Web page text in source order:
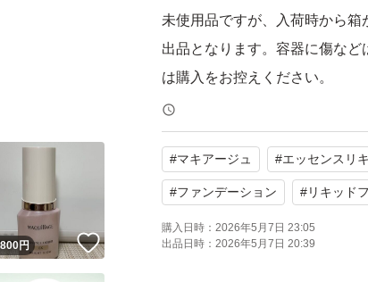
未使用品ですが、入荷時から
出品となります。容器に傷な
は購入をお控えください。
【ブランド】MAQuillAGE
【商品名】エッセンスリキッド
【商品の状態】未使用
【カラー】ミルキーピンク00
#マキアージュ #エッセンスリ
#ファンデーション #リキッド
購入日時： 2026年5月7日 23:05
出品日時： 2026年5月7日 20:39
！
円 いいね！